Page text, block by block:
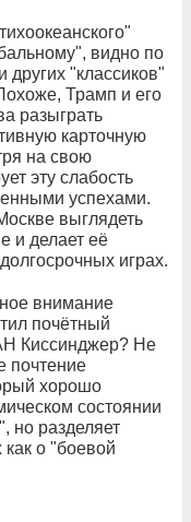
видно по
других "классиков"
Трамп и его
разыграть
карточную
на свою
эту слабость
успехами.
выглядеть
и делает её
играх.
внимание
почётный
Киссинджер? Не
почтение
хорошо
состоянии
но разделяет
как о "боевой